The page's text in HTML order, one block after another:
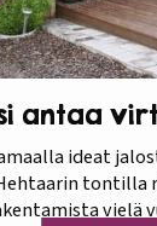
antaa
ideat
tontilla
vielä